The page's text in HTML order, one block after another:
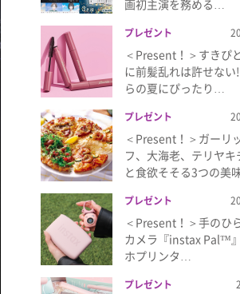
画初主演を務める…
プレゼント
＜Present！＞すきぴ
に前髪乱れは許せな
らの夏にぴったり…
プレゼント
＜Present！＞ガーリ
フ、大海老、テリヤキ
と食欲そそる3つの美
プレゼント
＜Present！＞手のひ
カメラ『instax Pal™
ホプリンタ…
プレゼント